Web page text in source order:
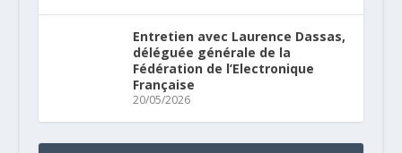
Entretien avec Laurence Dassas,
déléguée générale de la
Fédération de l’Electronique
Française
20/05/2026